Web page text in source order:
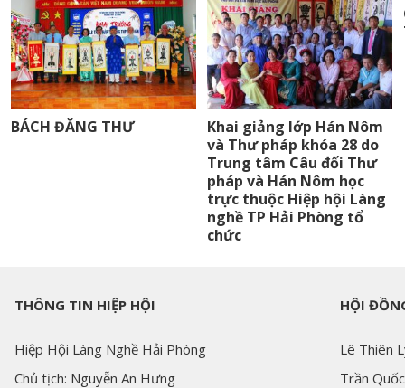
BÁCH ĐĂNG THƯ
Khai giảng lớp Hán Nôm
và Thư pháp khóa 28 do
Trung tâm Câu đối Thư
pháp và Hán Nôm học
trực thuộc Hiệp hội Làng
nghề TP Hải Phòng tổ
chức
THÔNG TIN HIỆP HỘI
Hiệp Hội Làng Nghề Hải Phòng
Chủ tịch: Nguyễn An Hưng
HỘI
Lê Thiên
Trần